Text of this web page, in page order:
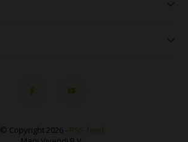
© Copyright 2026 - RSS-feed